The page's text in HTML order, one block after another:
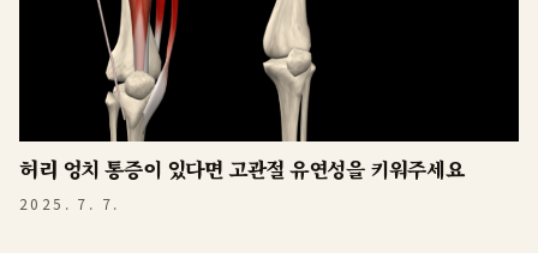
허리 엉치 통증이 있다면 고관절 유연성을 키워주세요
2025. 7. 7.